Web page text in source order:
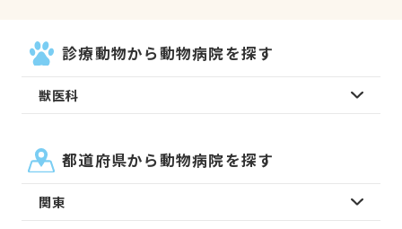
診療動物から動物病院を探す
獣医科
都道府県から動物病院を探す
関東